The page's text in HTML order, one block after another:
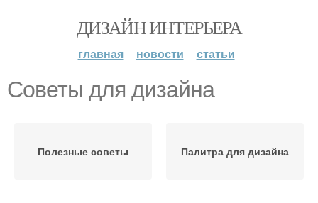
ДИЗАЙН ИНТЕРЬЕРА
главная новости статьи
Советы для дизайна
Полезные советы Палитра для дизайна